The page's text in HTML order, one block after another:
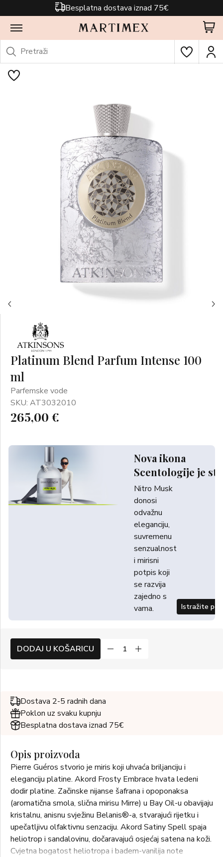
Besplatna dostava iznad 75€
Platinum Blend Parfum Intense 100
ml
Parfemske vode
SKU: AT3032010
265,00 €
Nova ikona
Scentologije je
Nitro Musk
donosi
odvažnu
eleganciju,
suvremenu
senzualnost
i mirisni
potpis koji
se razvija
zajedno s
vama.
Istražite
DODAJ U KOŠARICU
Dostava 2-5 radnih dana
Poklon uz svaku kupnju
Besplatna dostava iznad 75€
Opis proizvoda
Pierre Guéros stvorio je miris koji uhvaća briljanciju i
eleganciju platine. Akord Frosty Embrace hvata ledeni
dodir platine. Začinske nijanse šafrana i opoponaksa
(aromatična smola, slična mirisu Mirre) u Bay Oil-u obavijaju
kristalnu, anisnu svježinu Belanis®-a, stvarajući rijetku i
upečatljivu olfaktivnu senzaciju. Akord Satiny Spell spaja
heliotrop i sandalovinu, dočaravajući osjećaj satena na koži.
Cvjetna bogatost heliotropa i badem-vanilija note